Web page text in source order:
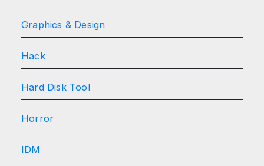
Graphics & Design
Hack
Hard Disk Tool
Horror
IDM